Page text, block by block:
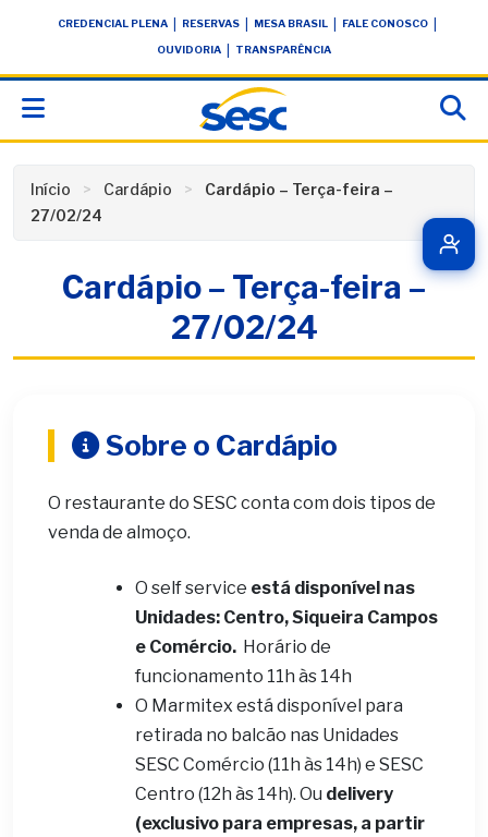
conteúdoCREDENCIAL PLENA RESERVAS MESA BRASIL FALE CONOSCO
OUVIDORIA TRANSPARÊNCIA
Início Cardápio
Cardápio – Terça-feira –
27/02/24
Cardápio – Terça-feira –
27/02/24
Sobre o Cardápio
O restaurante do SESC conta com dois tipos de
venda de almoço.
O self service está disponível nas
Unidades: Centro, Siqueira Campos
e Comércio. Horário de
funcionamento 11h às 14h
O Marmitex está disponível para
retirada no balcão nas Unidades
SESC Comércio (11h às 14h) e SESC
Centro (12h às 14h). Ou delivery
(exclusivo para empresas, a partir